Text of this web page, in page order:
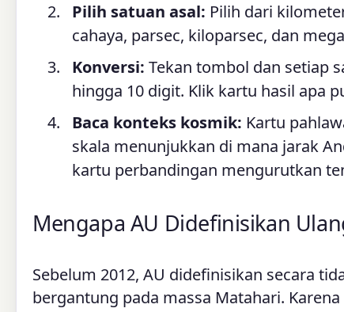
Pilih satuan asal: Pilih dari
cahaya, parsec, kiloparsec, dan
Konversi: Tekan tombol dan setiap
hingga 10 digit. Klik kartu hasil apa
Baca konteks kosmik: Kartu
skala menunjukkan di mana jarak
kartu perbandingan mengurutkan
Mengapa AU Didefinisikan
Sebelum 2012, AU didefinisikan secara
bergantung pada massa Matahari.